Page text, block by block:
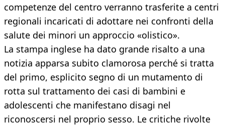
competenze del centro verranno trasferite a centri
regionali incaricati di adottare nei confronti della
salute dei minori un approccio «olistico».
La stampa inglese ha dato grande risalto a una
notizia apparsa subito clamorosa perché si tratta
del primo, esplicito segno di un mutamento di
rotta sul trattamento dei casi di bambini e
adolescenti che manifestano disagi nel
riconoscersi nel proprio sesso. Le critiche rivolte